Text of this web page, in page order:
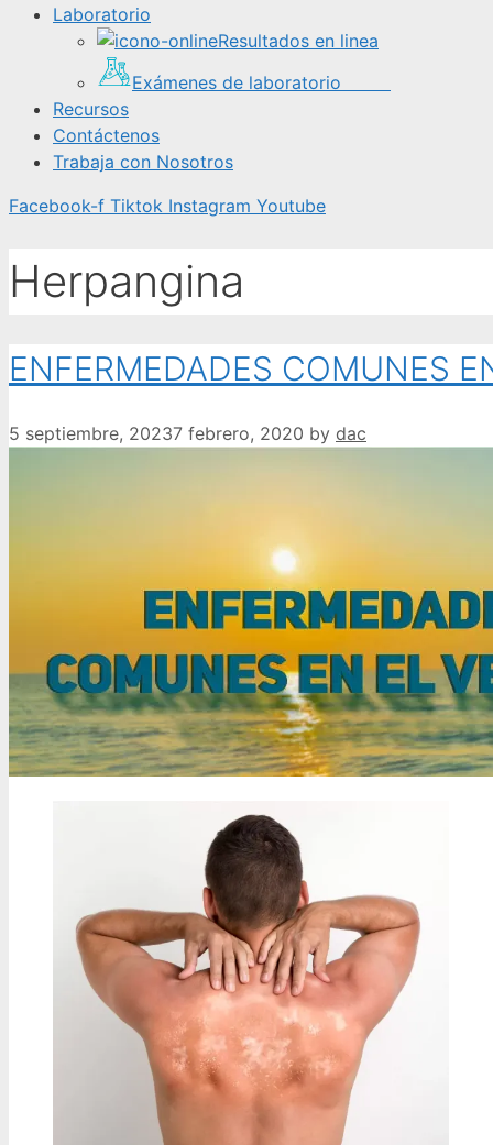
Laboratorio
Resultados en linea
Exámenes de laboratorio
Recursos
Contáctenos
Trabaja con Nosotros
Facebook-f Tiktok Instagram Youtube
Herpangina
ENFERMEDADES COMUNES
5 septiembre, 20237 febrero, 2020 by dac